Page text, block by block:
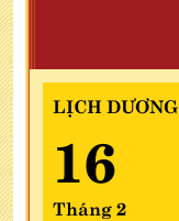
LỊCH DƯƠNG
16
Tháng 2